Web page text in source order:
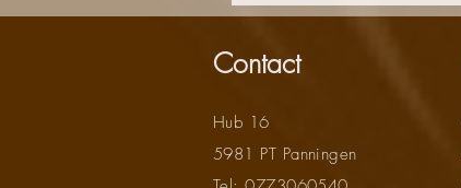
Contact
Hub 16
5981 PT Panningen